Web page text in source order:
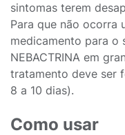
sintomas terem
Para que não ocorra
medicamento para o
NEBACTRINA em
tratamento deve ser
8 a 10 dias).
Como usar